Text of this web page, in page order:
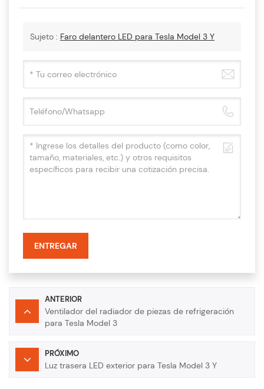
Sujeto : Faro delantero LED para Tesla Model 3 Y
ENTREGAR
ANTERIOR
Ventilador del radiador de piezas de refrigeración
para Tesla Model 3
PRÓXIMO
Luz trasera LED exterior para Tesla Model 3 Y